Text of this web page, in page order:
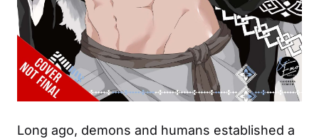
Long ago, demons and humans established a